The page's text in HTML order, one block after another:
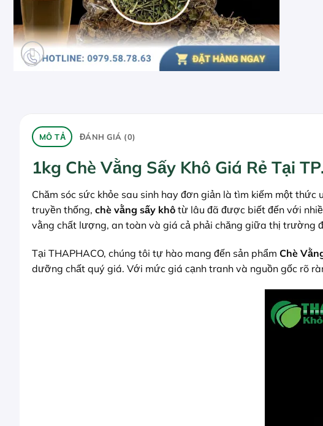
MÔ TẢ ĐÁNH GIÁ (0)
1kg Chè Vằng Sấy Khô Giá Rẻ Tại
Chăm sóc sức khỏe sau sinh hay đơn giản là tìm kiếm một
truyền thống, chè vằng sấy khô từ lâu đã được biết đến với
vằng chất lượng, an toàn và giá cả phải chăng giữa thị trường
Tại THAPHACO, chúng tôi tự hào mang đến sản phẩm Chè
dưỡng chất quý giá. Với mức giá cạnh tranh và nguồn gốc rõ